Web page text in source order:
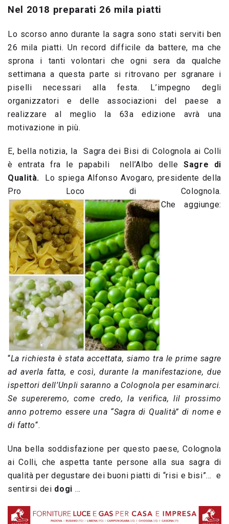
Nel 2018 preparati 26 mila piatti
Lo scorso anno durante la sagra sono stati serviti ben
26 mila piatti. Un record difficile da battere, ma che
sprona i tanti volontari che ogni sera da qualche
settimana a questa parte si ritrovano per sgranare i
piselli necessari alla festa. L’impegno degli
organizzatori e delle associazioni del paese a
realizzare al meglio la 63a edizione avrà una
motivazione in più.
E, bella notizia, la Sagra dei Bisi di Colognola ai Colli
è entrata fra le papabili nell’Albo delleSagre di
Qualità. Lo spiega Alfonso Avogaro, presidente della
Pro Loco di Colognola.
Che aggiunge:
“La richiesta è stata accettata, siamo tra le prime sagre
ad averla fatta, e così, durante la manifestazione, due
ispettori dell’Unpli saranno a Colognola per esaminarci.
Se supereremo, come credo, la verifica, lil prossimo
anno potremo essere una “Sagra di Qualità” di nome e
di fatto“.
Una bella soddisfazione per questo paese, Colognola
ai Colli, che aspetta tante persone alla sua sagra di
qualità per degustare dei buoni piatti di “risi e bisi”… e
sentirsi dei dogi …